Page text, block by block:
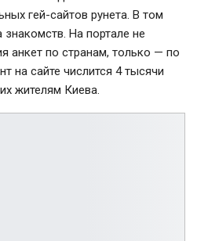
гей-сайтов рунета. В том
На портале не
анкет по странам, только — по
на сайте числится 4 тысячи
жителям Киева.